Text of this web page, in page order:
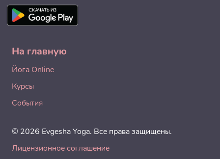
На главную
Йога Online
Курсы
События
© 2026 Evgesha Yoga. Все права защищены.
Лицензионное соглашение